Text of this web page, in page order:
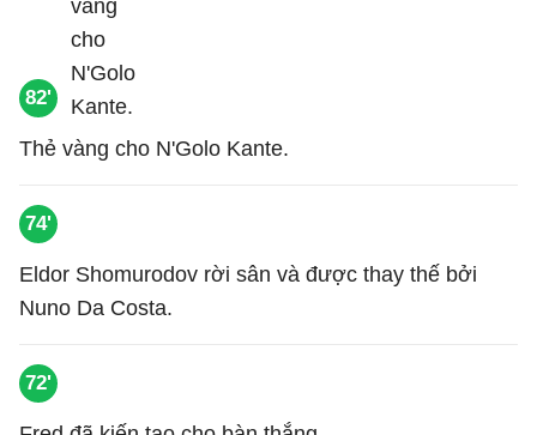
82'
Thẻ vàng cho N'Golo Kante.
74'
Eldor Shomurodov rời sân và được thay thế bởi
Nuno Da Costa.
72'